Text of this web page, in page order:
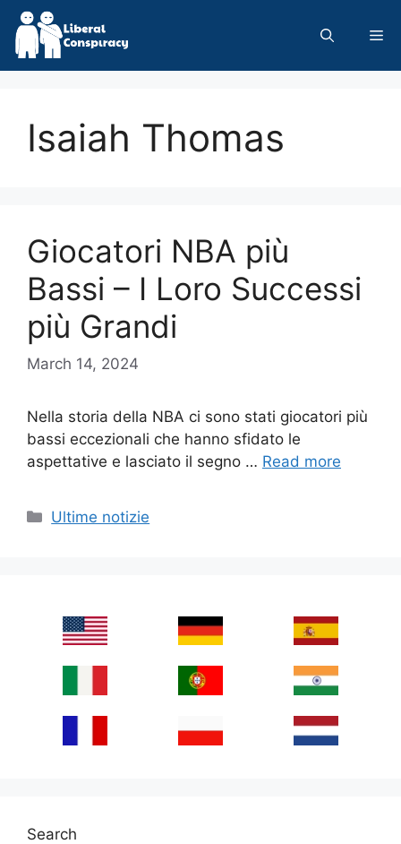
Skip
content
Isaiah Thomas
Giocatori NBA più
Bassi – I Loro Successi
più Grandi
March 14, 2024
Nella storia della NBA ci sono stati giocatori più
bassi eccezionali che hanno sfidato le
aspettative e lasciato il segno … Read more
Categories
Ultime notizie
Search